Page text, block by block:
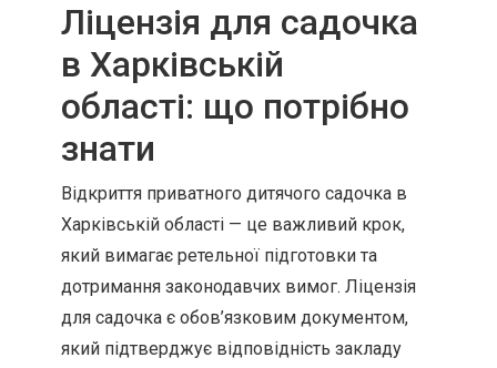
Ліцензія для садочка
в Харківській
області: що потрібно
знати
Відкриття приватного дитячого садочка в
Харківській області — це важливий крок,
який вимагає ретельної підготовки та
дотримання законодавчих вимог. Ліцензія
для садочка є обов’язковим документом,
який підтверджує відповідність закладу